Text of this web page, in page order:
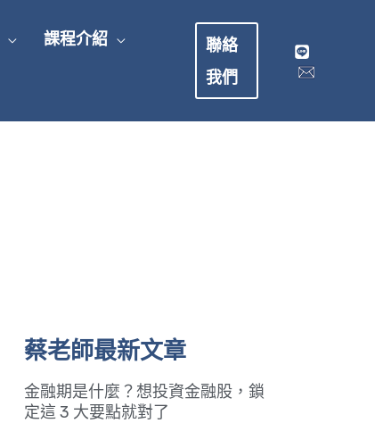
課程介紹
聯絡
我們
蔡老師最新文章
金融期是什麼？想投資金融股，鎖
定這 3 大要點就對了